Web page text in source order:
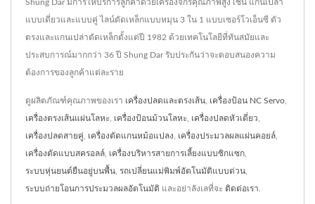
Shung Dar มีการให้บริการลูกค้าด้วยเครื่องจักรคุณภาพสูง เช่น แกนเปล่า
แบบเดี่ยวและแบบคู่ ไลน์ตัดเหล็กแบบหมุน 3 ใน 1 แบบเซอร์โวเอ็นซี ตัว
ตรงและแกนเปล่าตัดเหล็กตั้งแต่ปี 1982 ด้วยเทคโนโลยีที่ทันสมัยและ
ประสบการณ์มากกว่า 36 ปี Shung Dar รับประกันว่าจะตอบสนองความ
ต้องการของลูกค้าแต่ละราย
ดูผลิตภัณฑ์คุณภาพของเรา เครื่องปลดและตรงเส้น เครื่องป้อน NC Servo
เครื่องตรงเส้นแผ่นโลหะ เครื่องป้อนม้วนโลหะ เครื่องปลดหัวเดี่ยว
เครื่องปลดสายคู่ เครื่องตัดแกนหม้อแปลง เครื่องประมวลผลแผ่นคอยล์
เครื่องตัดแบบสครอลล์ เครื่องบริหารสายการเลี้ยงแบบซิกแซก
ระบบหุ่นยนต์ยืนอยู่บนพื้น รถเปลี่ยนแม่พิมพ์อัตโนมัติแบบด่วน
ระบบถ่ายโอนการประมวลผลอัตโนมัติ และอย่าลังเลที่จะ ติดต่อเรา